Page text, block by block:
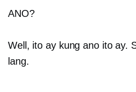
ANO?
Well, ito ay kung ano ito ay.
lang.